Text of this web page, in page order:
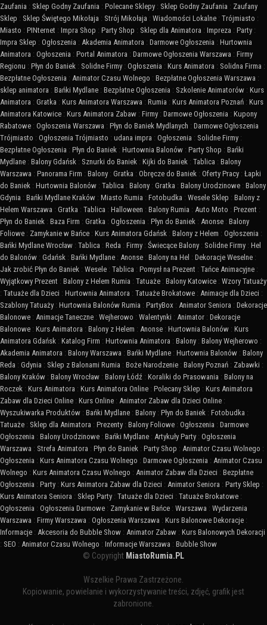
Zaufania : Sklep Godny Zaufania : Polecane Sklepy : Sklep Godny Zaufania : Zaufany
Sklep : Sklep Świętego Mikołaja : Strój Mikołaja : Wiadomości Lokalne : Trójmiasto :
Miasto : PINternet : Impra Shop : Party Shop : Sklep dla Animatora : Impreza : Party :
Impra Sklep : Ogłoszenia : Akademia Animatora : Darmowe Ogłoszenia : Hurtownia
Animatora : Ogłoszenia : Portal Animatora : Darmowe Ogłoszenia Warszawa : Firmy
Regionu : Płyn do Baniek : Solidne Firmy : Ogłoszenia : Kurs Animatora : Solidna Firma :
Bezpłatne Ogłoszenia : Animator Czasu Wolnego : Bezpłatne Ogłoszenia Warszawa :
sklep animatora : Bańki Mydlane : Bezpłatne Ogłoszenia : Szkolenie Animatorów : Kurs
Animatora : Gratka : Kurs Animatora Warszawa : Rumia : Kurs Animatora Poznań : Kurs
Animatora Katowice : Kurs Animatora Zabaw : Firmy : Darmowe Ogłoszenia : Kupony
Rabatowe : Ogłoszenia Warszawa : Płyn do Baniek Mydlanych : Darmowe Ogłoszenia
Trójmiasto : Ogłoszenia Trójmiasto : udana impra : Ogłoszenia : Solidne Firmy :
Bezpłatne Ogłoszenia : Płyn do Baniek : Hurtownia Balonów : Party Shop : Bańki
Mydlane : Balony Gdańsk : Sznurki do Baniek : Kijki do Baniek : Tablica : Balony
Warszawa : Panorama Firm : Balony : Gratka : Obręcze do Baniek : Oferty Pracy : Łapki
do Baniek : Hurtownia Balonów : Tablica : Balony : Gratka : Balony Urodzinowe : Balony
Gdynia : Bańki Mydlane Kraków : Miasto Rumia : Fotobudka : Wesele Sklep : Balony z
Helem Warszawa : Gratka : Tablica : Halloween : Balony Rumia : Auto Moto : Prezent :
Płyn do Baniek : Baza Firm : Gratka : Ogłoszenia : Płyn do Baniek : Anonse : Balony
Foliowe : Zamykanie w Bańce : Kurs Animatora Gdańsk : Balony z Helem : Ogłoszenia :
Bańki Mydlane Wrocław : Tablica : Reda : Firmy : Świecące Balony : Solidne Firmy : Hel
do Balonów : Gdańsk : Bańki Mydlane : Anonse : Balony na Hel : Dekoracje Weselne :
Jak zrobić Płyn do Baniek : Wesele : Tablica : Pomysł na Prezent : Tańce Animacyjne :
Wyjątkowy Prezent : Balony z Helem Rumia : Tatuaże : Balony Katowice : Wzory Tatuaży
: Tatuaże dla Dzieci : Hurtownia Animatora : Tatuaże Brokatowe : Animacje dla Dzieci :
Szablony Tatuaży : Hurtownia Balonów Rumia : PartyBox : Animator Seniora : Dekoracje
Balonowe : Animacje Taneczne : Wejherowo : Walentynki : Animator : Dekoracje
Balonowe : Kurs Animatora : Balony z Helem : Anonse : Hurtownia Balonów : Kurs
Animatora Gdańsk : Katalog Firm : Hurtownia Animatora : Balony : Balony Wejherowo :
Akademia Animatora : Balony Warszawa : Bańki Mydlane : Hurtownia Balonów : Balony
Reda : Gdynia : Sklep z Balonami Rumia : Boże Narodzenie : Balony Poznań : Zabawki :
Balony Kraków : Balony Wrocław : Balony Łódź : Koraliki do Prasowania : Balony na
Roczek : Kurs Animatora : Kurs Animatora Online : Polecany Sklep : Kurs Animatora
Zabaw dla Dzieci Online : Kurs Online : Animator Zabaw dla Dzieci Online :
Wyszukiwarka Produktów : Bańki Mydlane : Balony : Płyn do Baniek : Fotobudka :
Tatuaże : Sklep dla Animatora : Prezenty : Balony Foliowe : Ogłoszenia : Darmowe
Ogłoszenia : Balony Urodzinowe : Bańki Mydlane : Artykuły Party : Ogłoszenia
Warszawa : Strefa Animatora : Płyn do Baniek : Party Shop : Animator Czasu Wolnego :
Ogłoszenia : Kurs Animatora Czasu Wolnego : Darmowe Ogłoszenia : Animator Czasu
Wolnego : Kurs Animatora Czasu Wolnego : Animator Zabaw dla Dzieci : Bezpłatne
Ogłoszenia : Party : Kurs Animatora Zabaw dla Dzieci : Animator Seniora : Party Sklep :
Kurs Animatora Seniora : Sklep Party : Tatuaże dla Dzieci : Tatuaże Brokatowe :
Ogłoszenia : Ogłoszenia Darmowe : Zamykanie w Bańce : Warszawa : Wydarzenia
Warszawa : Firmy Warszawa : Ogłoszenia Warszawa : Kurs Balonowe Dekoracje :
Informacje : Akcesoria do Bubble Show : Animator Zabaw : Kurs Balonowych Dekoracji
: SEO : Animator Czasu Wolnego : Informacje Warszawa : Bubble Show
© Copyright MiastoRumia.PL
Wszelkie Prawa Zastrzeżone.
Kopiowanie, powielanie i wykorzystywanie treści, zdjęć, grafik jest
zabronione.